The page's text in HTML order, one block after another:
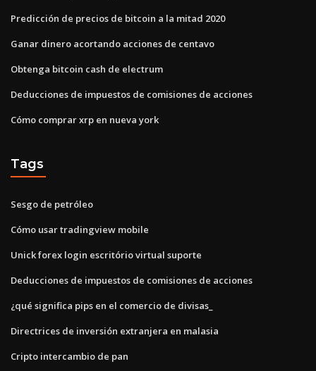
Predicción de precios de bitcoin a la mitad 2020
Ganar dinero acortando acciones de centavo
Obtenga bitcoin cash de electrum
Deducciones de impuestos de comisiones de acciones
Cómo comprar xrp en nueva york
Tags
Sesgo de petróleo
Cómo usar tradingview mobile
Unick forex login escritório virtual suporte
Deducciones de impuestos de comisiones de acciones
¿qué significa pips en el comercio de divisas_
Directrices de inversión extranjera en malasia
Cripto intercambio de pan